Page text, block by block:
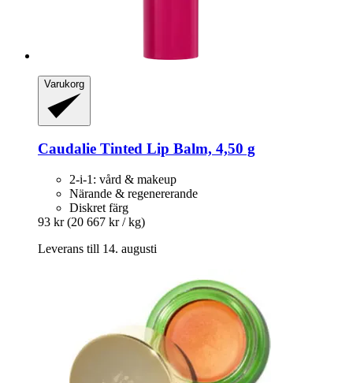
Varukorg
Caudalie Tinted Lip Balm, 4,50 g
2-i-1: vård & makeup
Närande & regenererande
Diskret färg
93 kr (20 667 kr / kg)
Leverans till 14. augusti